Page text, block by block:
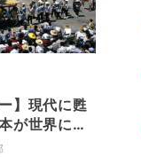
】現代に甦
が世界に誇
まつり』